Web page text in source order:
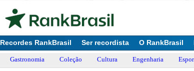
Recordes RankBrasil Ser recordista O RankBrasil
Gastronomia Coleção Cultura Engenharia